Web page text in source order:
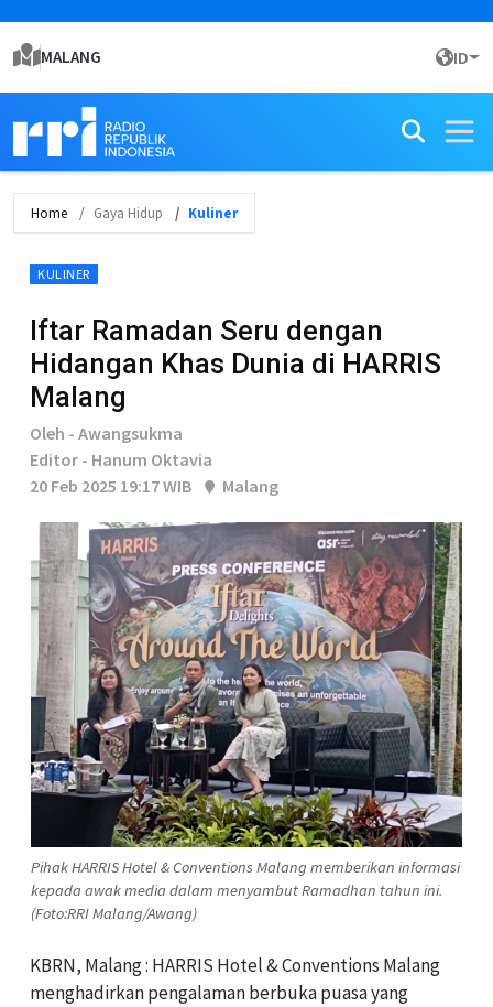
MALANG ID
Home Gaya Hidup Kuliner
KULINER
Iftar Ramadan Seru dengan
Hidangan Khas Dunia di HARRIS
Malang
Oleh - Awangsukma
Editor - Hanum Oktavia
20 Feb 2025 19:17 WIB
Malang
Pihak HARRIS Hotel & Conventions Malang memberikan informasi
kepada awak media dalam menyambut Ramadhan tahun ini.
(Foto:RRI Malang/Awang)
KBRN, Malang : HARRIS Hotel & Conventions Malang
menghadirkan pengalaman berbuka puasa yang